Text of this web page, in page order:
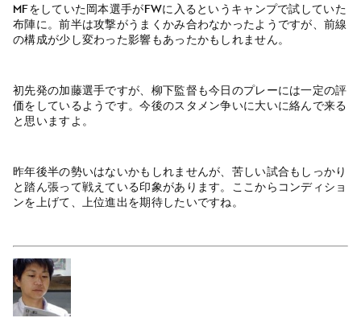
MFをしていた岡本選手がFWに入るというキャンプで試していた
布陣に。前半は攻撃がうまくかみ合わなかったようですが、前線
の構成が少し変わった影響もあったかもしれません。
初先発の加藤選手ですが、柳下監督も今日のプレーには一定の評
価をしているようです。今後のスタメン争いに大いに絡んで来る
と思いますよ。
昨年後半の勢いはないかもしれませんが、苦しい試合もしっかり
と踏ん張って戦えている印象があります。ここからコンディショ
ンを上げて、上位進出を期待したいですね。